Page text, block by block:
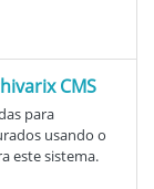
CMS
para
usando o
este sistema.